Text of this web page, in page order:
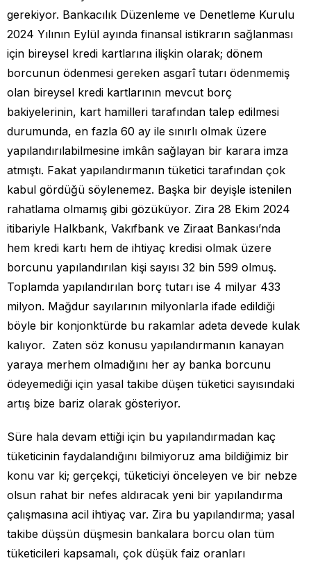
gerekiyor. Bankacılık Düzenleme ve Denetleme Kurulu
2024 Yılının Eylül ayında finansal istikrarın sağlanması
için bireysel kredi kartlarına ilişkin olarak; dönem
borcunun ödenmesi gereken asgarî tutarı ödenmemiş
olan bireysel kredi kartlarının mevcut borç
bakiyelerinin, kart hamilleri tarafından talep edilmesi
durumunda, en fazla 60 ay ile sınırlı olmak üzere
yapılandırılabilmesine imkân sağlayan bir karara imza
atmıştı. Fakat yapılandırmanın tüketici tarafından çok
kabul gördüğü söylenemez. Başka bir deyişle istenilen
rahatlama olmamış gibi gözüküyor. Zira 28 Ekim 2024
itibariyle Halkbank, Vakıfbank ve Ziraat Bankası’nda
hem kredi kartı hem de ihtiyaç kredisi olmak üzere
borcunu yapılandırılan kişi sayısı 32 bin 599 olmuş.
Toplamda yapılandırılan borç tutarı ise 4 milyar 433
milyon. Mağdur sayılarının milyonlarla ifade edildiği
böyle bir konjonktürde bu rakamlar adeta devede kulak
kalıyor. Zaten söz konusu yapılandırmanın kanayan
yaraya merhem olmadığını her ay banka borcunu
ödeyemediği için yasal takibe düşen tüketici sayısındaki
artış bize bariz olarak gösteriyor.
Süre hala devam ettiği için bu yapılandırmadan kaç
tüketicinin faydalandığını bilmiyoruz ama bildiğimiz bir
konu var ki; gerçekçi, tüketiciyi önceleyen ve bir nebze
olsun rahat bir nefes aldıracak yeni bir yapılandırma
çalışmasına acil ihtiyaç var. Zira bu yapılandırma; yasal
takibe düşsün düşmesin bankalara borcu olan tüm
tüketicileri kapsamalı, çok düşük faiz oranları